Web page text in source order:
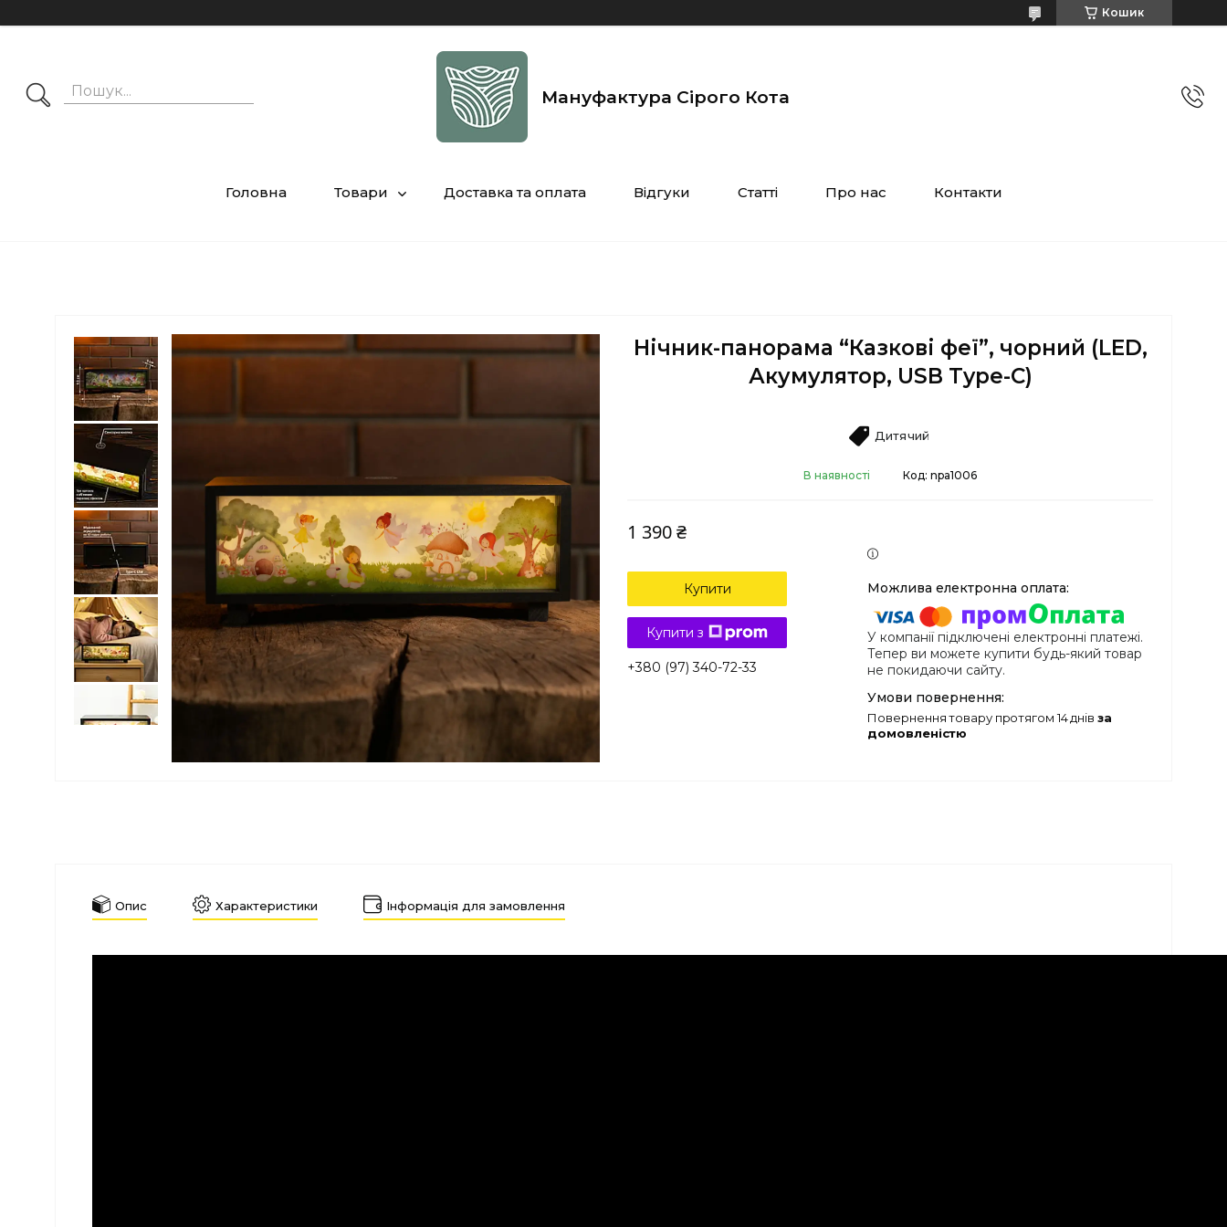
Кошик
Мануфактура Сірого Кота
Головна Товари Доставка та оплата Відгуки Статті Про нас Контакти
Нічник-панорама “Казкові феї”, чорний (LED,
Акумулятор, USB Type-C)
Дитячий
В наявності Код: npa1006
1 390 ₴
Купити
Купити з
+380 (97) 340-72-33
У компанії підключені електронні платежі.
Тепер ви можете купити будь-який товар
не покидаючи сайту.
повернення товару протягом 14 днів за
домовленістю
Опис Характеристики Інформація для замовлення